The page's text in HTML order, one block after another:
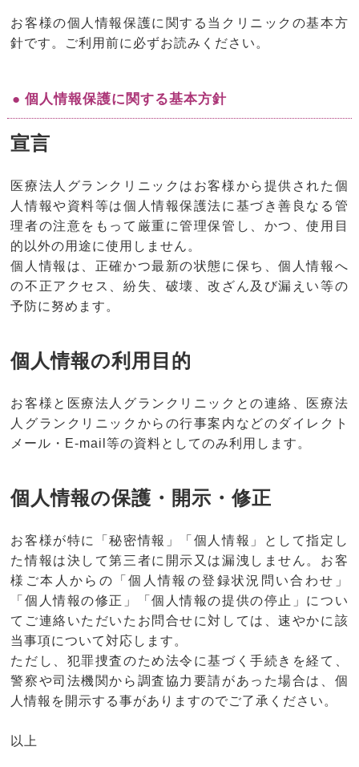
お客様の個人情報保護に関する当クリニックの基本方
針です。ご利用前に必ずお読みください。
● 個人情報保護に関する基本方針
宣言
医療法人グランクリニックはお客様から提供された個
人情報や資料等は個人情報保護法に基づき善良なる管
理者の注意をもって厳重に管理保管し、かつ、使用目
的以外の用途に使用しません。
個人情報は、正確かつ最新の状態に保ち、個人情報へ
の不正アクセス、紛失、破壊、改ざん及び漏えい等の
予防に努めます。
個人情報の利用目的
お客様と医療法人グランクリニックとの連絡、医療法
人グランクリニックからの行事案内などのダイレクト
メール・E-mail等の資料としてのみ利用します。
個人情報の保護・開示・修正
お客様が特に「秘密情報」「個人情報」として指定し
た情報は決して第三者に開示又は漏洩しません。お客
様ご本人からの「個人情報の登録状況問い合わせ」
「個人情報の修正」「個人情報の提供の停止」につい
てご連絡いただいたお問合せに対しては、速やかに該
当事項について対応します。
ただし、犯罪捜査のため法令に基づく手続きを経て、
警察や司法機関から調査協力要請があった場合は、個
人情報を開示する事がありますのでご了承ください。
以上